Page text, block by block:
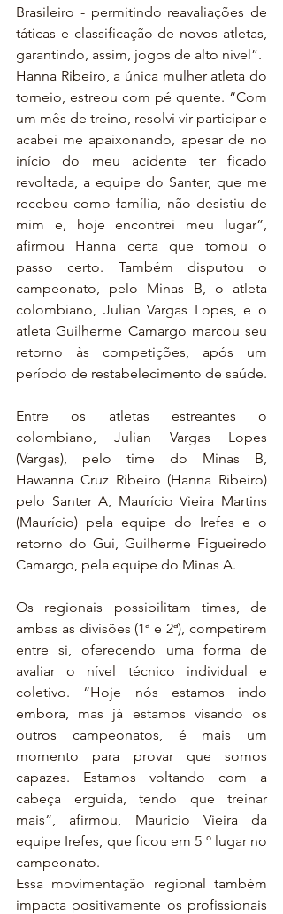
Brasileiro - permitindo reavaliações de
táticas e classificação de novos atletas,
garantindo, assim, jogos de alto nível”.
Hanna Ribeiro, a única mulher atleta do
torneio, estreou com pé quente. “Com
um mês de treino, resolvi vir participar e
acabei me apaixonando, apesar de no
início do meu acidente ter ficado
revoltada, a equipe do Santer, que me
recebeu como família, não desistiu de
mim e, hoje encontrei meu lugar”,
afirmou Hanna certa que tomou o
passo certo. Também disputou o
campeonato, pelo Minas B, o atleta
colombiano, Julian Vargas Lopes, e o
atleta Guilherme Camargo marcou seu
retorno às competições, após um
Entre os atletas estreantes o
colombiano, Julian Vargas Lopes
(Vargas), pelo time do Minas B,
Hawanna Cruz Ribeiro (Hanna Ribeiro)
pelo Santer A, Maurício Vieira Martins
(Maurício) pela equipe do Irefes e o
retorno do Gui, Guilherme Figueiredo
Camargo, pela equipe do Minas A.
Os regionais possibilitam times, de
ambas as divisões (1ª e 2ª), competirem
entre si, oferecendo uma forma de
avaliar o nível técnico individual e
coletivo. “Hoje nós estamos indo
embora, mas já estamos visando os
outros campeonatos, é mais um
momento para provar que somos
capazes. Estamos voltando com a
cabeça erguida, tendo que treinar
mais”, afirmou, Mauricio Vieira da
equipe Irefes, que ficou em 5 º lugar no
campeonato.
Essa movimentação regional também
impacta positivamente os profissionais